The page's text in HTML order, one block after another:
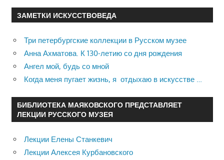
ЗАМЕТКИ ИСКУССТВОВЕДА
Три петербургские коллекции в Русском музее
Анна Ахматова. К 130-летию со дня рождения
Ангел мой, будь со мной
Когда меня пугает жизнь, я отдыхаю в искусстве …
БИБЛИОТЕКА МАЯКОВСКОГО ПРЕДСТАВЛЯЕТ
ЛЕКЦИИ РУССКОГО МУЗЕЯ
Лекции Елены Станкевич
Лекции Алексея Курбановского